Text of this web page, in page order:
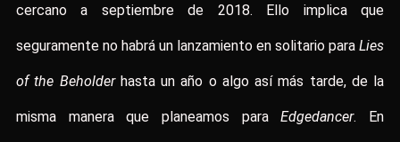
cercano a septiembre de 2018. Ello implica que
seguramente no habrá un lanzamiento en solitario para Lies
of the Beholderhasta un año o algo así más tarde, de la
misma manera que planeamos paraEdgedancer. En